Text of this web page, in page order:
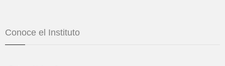
Conoce el Instituto